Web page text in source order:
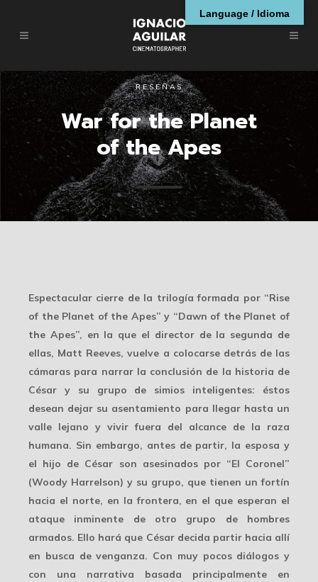
RESEÑAS
War for the Planet
of the Apes
Espectacular cierre de la trilogía formada por “Rise
of the Planet of the Apes” y “Dawn of the Planet of
the Apes”, en la que el director de la segunda de
ellas, Matt Reeves, vuelve a colocarse detrás de las
cámaras para narrar la conclusión de la historia de
César y su grupo de simios inteligentes: éstos
desean dejar su asentamiento para llegar hasta un
valle lejano y vivir fuera del alcance de la raza
humana. Sin embargo, antes de partir, la esposa y
el hijo de César son asesinados por “El Coronel”
(Woody Harrelson) y su grupo, que tienen un fortín
hacia el norte, en la frontera, en el que esperan el
ataque inminente de otro grupo de hombres
armados. Ello hará que César decida partir hacia allí
en busca de venganza. Con muy pocos diálogos y
con una narrativa basada principalmente en
Language / Idioma